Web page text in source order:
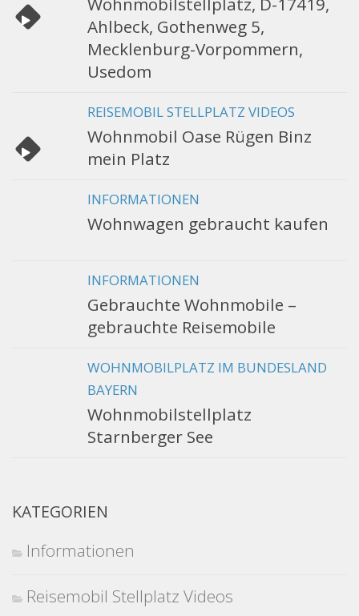
Ahlbeck, Gothenweg 5,
Mecklenburg-Vorpommern,
Usedom
REISEMOBIL STELLPLATZ VIDEOS
Wohnmobil Oase Rügen Binz
mein Platz
INFORMATIONEN
Wohnwagen gebraucht kaufen
INFORMATIONEN
Gebrauchte Wohnmobile –
gebrauchte Reisemobile
WOHNMOBILPLATZ IM BUNDESLAND
BAYERN
Wohnmobilstellplatz
Starnberger See
KATEGORIEN
Informationen
Reisemobil Stellplatz Videos